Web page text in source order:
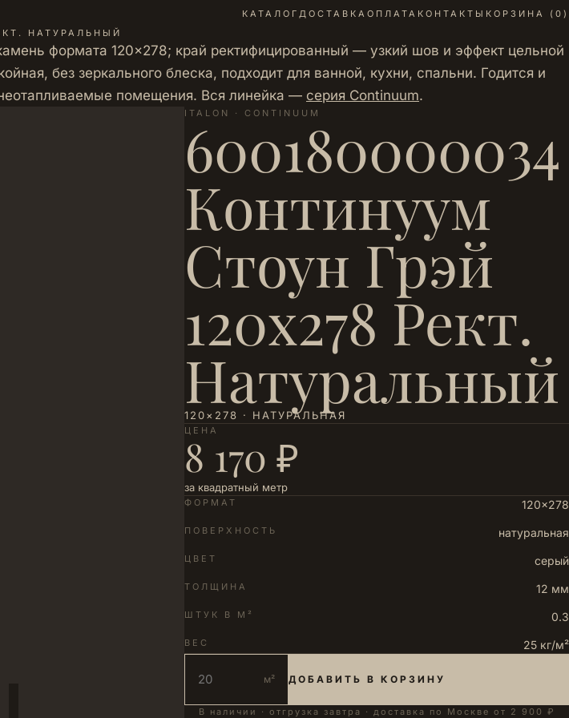
КАТАЛОГ ДОСТАВКА ОПЛАТА КОНТАКТЫ КОРЗИНА ( 0 )
НАТУРАЛЬНЫЙ
формата 120×278; край ректифицированный — узкий шов и эффект цельной
без зеркального блеска, подходит для ванной, кухни, спальни. Годится и
помещения. Вся линейка — серия Continuum.
ITALON · CONTINUUM
600180000034
Континуум
Стоун Грэй
120х278 Рект.
Натуральный
120×278 · НАТУРАЛЬНАЯ
ЦЕНА
8 170 ₽
за квадратный метр
ФОРМАТ 120×278
ПОВЕРХНОСТЬ натуральная
ЦВЕТ серый
ТОЛЩИНА 12 мм
ШТУК В М² 0.3
ВЕС 25 кг/м²
м² ДОБАВИТЬ В КОРЗИНУ
В наличии · отгрузка завтра · доставка по Москве от 2 900 ₽